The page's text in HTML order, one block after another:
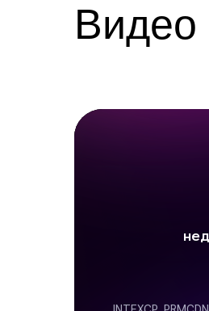
Видео